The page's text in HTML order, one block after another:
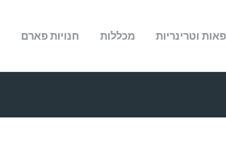
וטרינריות מכללות חנויות פארם